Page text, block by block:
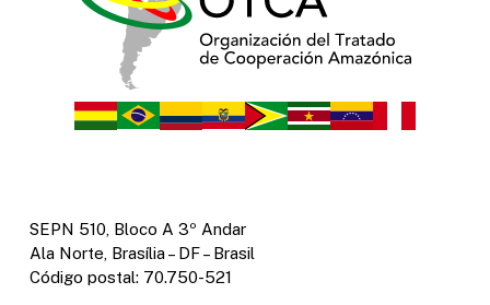
SEPN 510, Bloco A 3º Andar
Ala Norte, Brasília – DF – Brasil
Código postal: 70.750-521